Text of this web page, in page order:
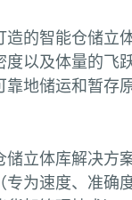
造的智能仓储立
度以及体量的飞
靠地储运和暂存
储立体库解决方
专为速度、准确